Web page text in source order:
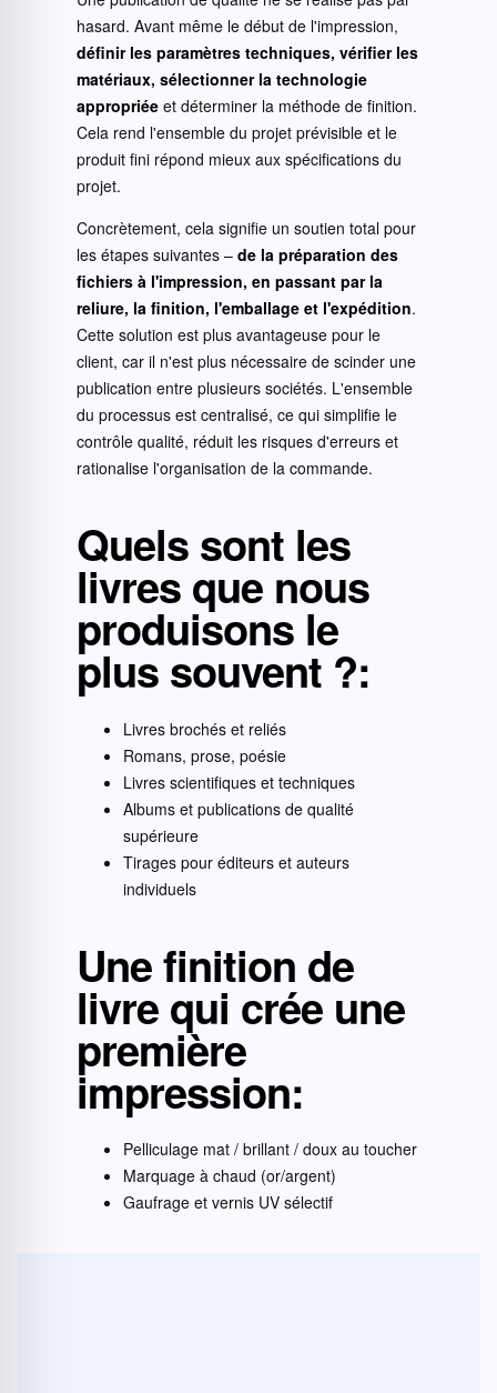
hasard. Avant même le début de l'impression,
définir les paramètres techniques, vérifier les
matériaux, sélectionner la technologie
appropriée et déterminer la méthode de finition.
Cela rend l'ensemble du projet prévisible et le
produit fini répond mieux aux spécifications du
projet.
Concrètement, cela signifie un soutien total pour
les étapes suivantes – de la préparation des
fichiers à l'impression, en passant par la
reliure, la finition, l'emballage et l'expédition.
Cette solution est plus avantageuse pour le
client, car il n'est plus nécessaire de scinder une
publication entre plusieurs sociétés. L'ensemble
du processus est centralisé, ce qui simplifie le
contrôle qualité, réduit les risques d'erreurs et
rationalise l'organisation de la commande.
Quels sont les
livres que nous
produisons le
plus souvent ?:
Livres brochés et reliés
Romans, prose, poésie
Livres scientifiques et techniques
Albums et publications de qualité
supérieure
Tirages pour éditeurs et auteurs
individuels
Une finition de
livre qui crée une
première
impression:
Pelliculage mat / brillant / doux au toucher
Marquage à chaud (or/argent)
Gaufrage et vernis UV sélectif